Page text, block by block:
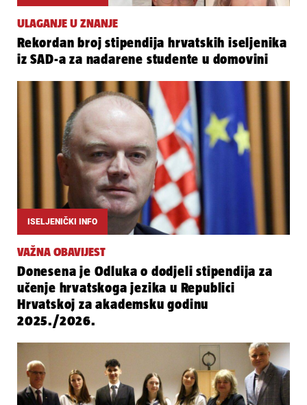
ULAGANJE U ZNANJE
Rekordan broj stipendija hrvatskih iseljenika
iz SAD-a za nadarene studente u domovini
ISELJENIČKI INFO
VAŽNA OBAVIJEST
Donesena je Odluka o dodjeli stipendija za
učenje hrvatskoga jezika u Republici
Hrvatskoj za akademsku godinu
2025./2026.